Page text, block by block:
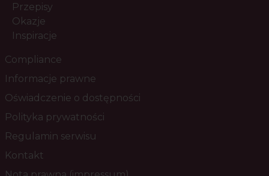
Przepisy
Okazje
Inspiracje
Compliance
Informacje prawne
Oświadczenie o dostępności
Polityka prywatności
Regulamin serwisu
Kontakt